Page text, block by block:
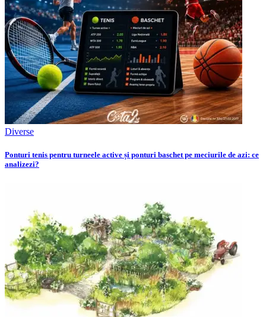
Diverse
Ponturi tenis pentru turneele active și ponturi baschet pe meciurile de azi: ce
analizezi?